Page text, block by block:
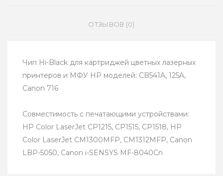
ОТЗЫВОВ (0)
Чип Hi-Black для картриджей цветных лазерных
принтеров и МФУ HP моделей: CB541A, 125A,
Canon 716
Совместимость с печатающими устройствами:
HP Color LaserJet CP1215, CP1515, CP1518, HP
Color LaserJet CM1300MFP, CM1312MFP, Canon
LBP-5050, Canon i-SENSYS MF-8040Cn